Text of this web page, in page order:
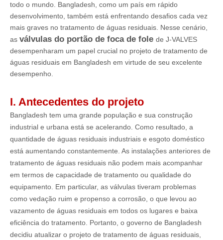
todo o mundo. Bangladesh, como um país em rápido
desenvolvimento, também está enfrentando desafios cada vez
mais graves no tratamento de águas residuais. Nesse cenário,
as válvulas do portão de foca de fole de J-VALVES
desempenharam um papel crucial no projeto de tratamento de
águas residuais em Bangladesh em virtude de seu excelente
desempenho.
I. Antecedentes do projeto
Bangladesh tem uma grande população e sua construção
industrial e urbana está se acelerando. Como resultado, a
quantidade de águas residuais industriais e esgoto doméstico
está aumentando constantemente. As instalações anteriores de
tratamento de águas residuais não podem mais acompanhar
em termos de capacidade de tratamento ou qualidade do
equipamento. Em particular, as válvulas tiveram problemas
como vedação ruim e propenso a corrosão, o que levou ao
vazamento de águas residuais em todos os lugares e baixa
eficiência do tratamento. Portanto, o governo de Bangladesh
decidiu atualizar o projeto de tratamento de águas residuais,